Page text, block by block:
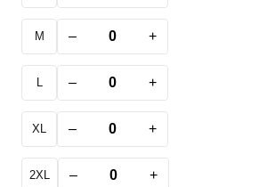
M – +
L – +
XL – +
2XL – +